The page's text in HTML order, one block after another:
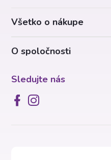
O spoločnosti
Sledujte nás
Všetko o nákupe